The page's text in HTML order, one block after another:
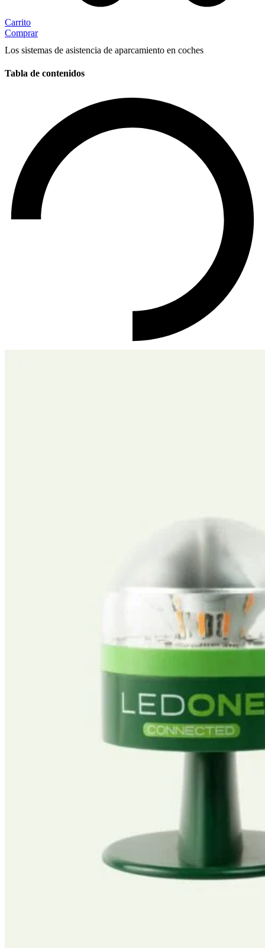
Carrito
Comprar
Los sistemas de asistencia de aparcamiento en coches
Tabla de contenidos